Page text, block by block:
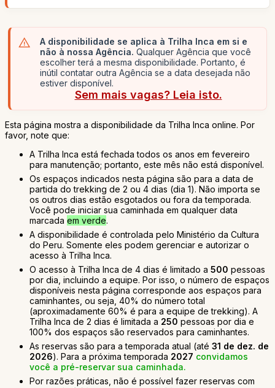
A disponibilidade se aplica à Trilha Inca em si e
não à nossa Agência. Qualquer Agência que você
escolher terá a mesma disponibilidade. Portanto, é
inútil contatar outra Agência se a data desejada não
estiver disponível.
Sem mais vagas? Leia isto.
Esta página mostra a disponibilidade da Trilha Inca online. Por
favor, note que:
A Trilha Inca está fechada todos os anos em fevereiro
para manutenção; portanto, este mês não está disponível.
Os espaços indicados nesta página são para a data de
partida do trekking de 2 ou 4 dias (dia 1). Não importa se
os outros dias estão esgotados ou fora da temporada.
Você pode iniciar sua caminhada em qualquer data
marcada em verde.
A disponibilidade é controlada pelo Ministério da Cultura
do Peru. Somente eles podem gerenciar e autorizar o
acesso à Trilha Inca.
O acesso à Trilha Inca de 4 dias é limitado a 500 pessoas
por dia, incluindo a equipe. Por isso, o número de espaços
disponíveis nesta página corresponde aos espaços para
caminhantes, ou seja, 40% do número total
(aproximadamente 60% é para a equipe de trekking). A
Trilha Inca de 2 dias é limitada a 250 pessoas por dia e
100% dos espaços são reservados para caminhantes.
As reservas são para a temporada atual (até 31 de dez. de
2026). Para a próxima temporada 2027 convidamos
você a pré-reservar sua caminhada.
Por razões práticas, não é possível fazer reservas com